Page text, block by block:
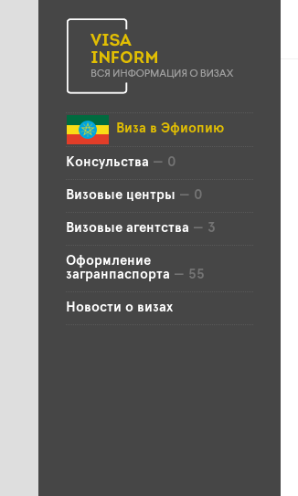
Виза в Эфиопию
Консульства — 0
Визовые центры — 0
Визовые агентства — 3
Оформление
загранпаспорта — 55
Новости о визах